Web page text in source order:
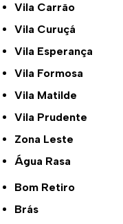
Vila Carrão
Vila Curuçá
Vila Esperança
Vila Formosa
Vila Matilde
Vila Prudente
Zona Leste
Água Rasa
Bom Retiro
Brás